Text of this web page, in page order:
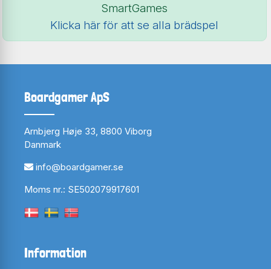
SmartGames
Klicka här för att se alla brädspel
Boardgamer ApS
Arnbjerg Høje 33, 8800 Viborg
Danmark
info@boardgamer.se
Moms nr.: SE502079917601
Information